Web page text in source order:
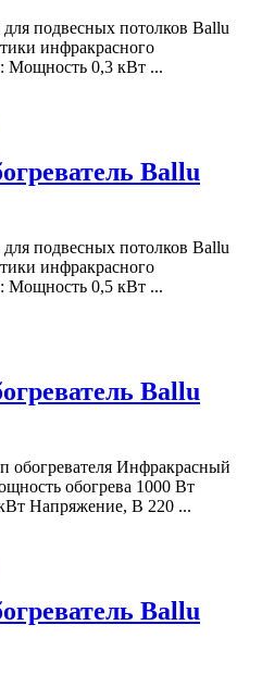
подвесных потолков Ballu
инфракрасного
Мощность 0,3 кВт ...
Ballu
подвесных потолков Ballu
инфракрасного
Мощность 0,5 кВт ...
Ballu
Инфракрасный
обогрева 1000 Вт
Напряжение, В 220 ...
Ballu